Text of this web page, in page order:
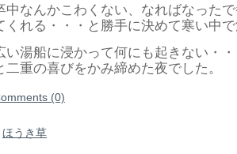
中なんかこわくない、なればなった
くれる・・・と勝手に決めて寒い中
い湯船に浸かって何にも起きない・
二重の喜びをかみ締めた夜でした。
(0)
ほうき草